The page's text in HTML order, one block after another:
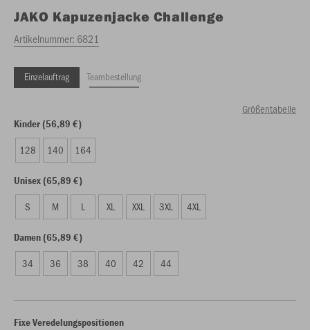
JAKO Kapuzenjacke Challenge
Artikelnummer: 6821
Einzelauftrag Teambestellung
Größentabelle
Kinder (56,89 €)
128 140 164
Unisex (65,89 €)
S M L XL XXL 3XL 4XL
Damen (65,89 €)
34 36 38 40 42 44
Fixe Veredelungspositionen